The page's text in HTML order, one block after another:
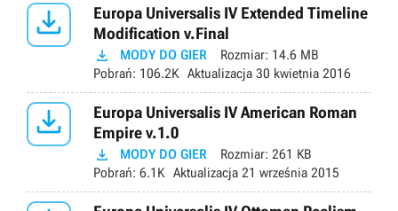

Europa Universalis IV Extended Timeline
Modification v.Final
 MODY DO GIER Rozmiar: 14.6 MB
Pobrań: 106.2K Aktualizacja 30 kwietnia 2016

Europa Universalis IV American Roman
Empire v.1.0
 MODY DO GIER Rozmiar: 261 KB
Pobrań: 6.1K Aktualizacja 21 września 2015